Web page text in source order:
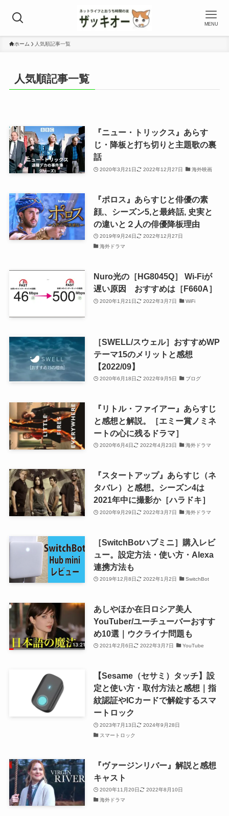
MENU
ホーム 人気順記事一覧
人気順記事一覧
『ニュー・トリックス』あらす
じ・降板と打ち切りと主題歌の裏
話
2020年3月21日 2022年12月27日 海外映画
『ポロス』あらすじと俳優の素
顔,、シーズン5,と最終話, 史実と
の違いと２人の俳優降板理由
2019年9月24日
2022年12月27日
海外ドラマ
Nuro光の［HG8045Q］ Wi-Fiが
遅い原因 おすすめは［F660A］
2020年1月21日 2022年3月7日 WiFi
［SWELL/スウェル］おすすめWP
テーマ15のメリットと感想
【2022/09】
2020年6月18日 2022年9月5日 ブログ
『リトル・ファイアー』あらすじ
と感想と解説。［エミー賞ノミネ
ートの心に残るドラマ］
2020年6月4日 2022年4月23日 海外ドラマ
『スタートアップ』あらすじ（ネ
タバレ）と感想。シーズン4は
2021年中に撮影か［ハラドキ］
2020年9月29日 2022年3月7日 海外ドラマ
［SwitchBotハブミニ］購入レビ
ュー。設定方法・使い方・Alexa
連携方法も
2019年12月8日 2022年1月2日 SwitchBot
あしやほか在日ロシア美人
YouTuber/ユーチューバーおすす
め10選｜ウクライナ問題も
2021年2月6日 2022年3月7日 YouTube
【Sesame（セサミ）タッチ】設
定と使い方・取付方法と感想｜指
紋認証やICカードで解錠するスマ
ートロック
2023年7月13日
2024年9月28日
スマートロック
『ヴァージンリバー』解説と感想
キャスト
2020年11月20日
2022年8月10日
海外ドラマ